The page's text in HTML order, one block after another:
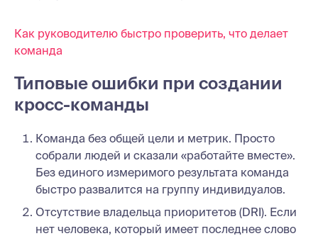
Как руководителю быстро проверить, что делает
команда
Типовые ошибки при создании
кросс-команды
Команда без общей цели и метрик. Просто
собрали людей и сказали «работайте вместе».
Без единого измеримого результата команда
быстро развалится на группу индивидуалов.
Отсутствие владельца приоритетов (DRI). Если
нет человека, который имеет последнее слово